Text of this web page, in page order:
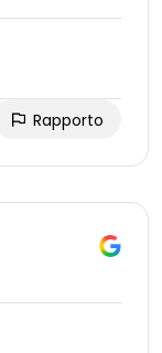
Rapporto